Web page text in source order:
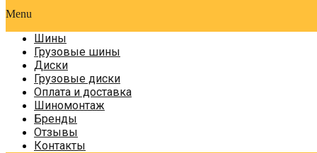
Menu
Шины
Грузовые шины
Диски
Грузовые диски
Оплата и доставка
Шиномонтаж
Бренды
Отзывы
Контакты